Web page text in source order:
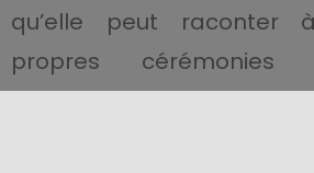
qu’elle peut raconter
propres cérémonies
comme la «Fête des